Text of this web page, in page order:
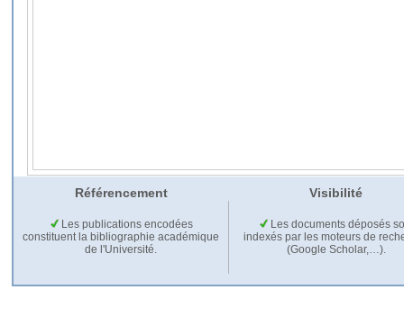
Référencement Visibilité
Les publications encodées
constituent la bibliographie académique
de l'Université.
Les documents déposés
indexés par les moteurs de
(Google Scholar,…).